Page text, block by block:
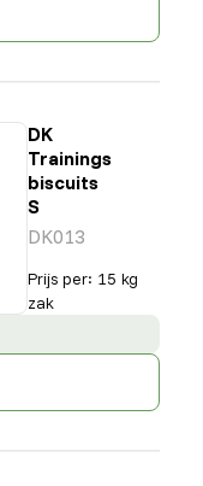
DK
Trainings
biscuits
S
DK013
Prijs per: 15 kg
zak